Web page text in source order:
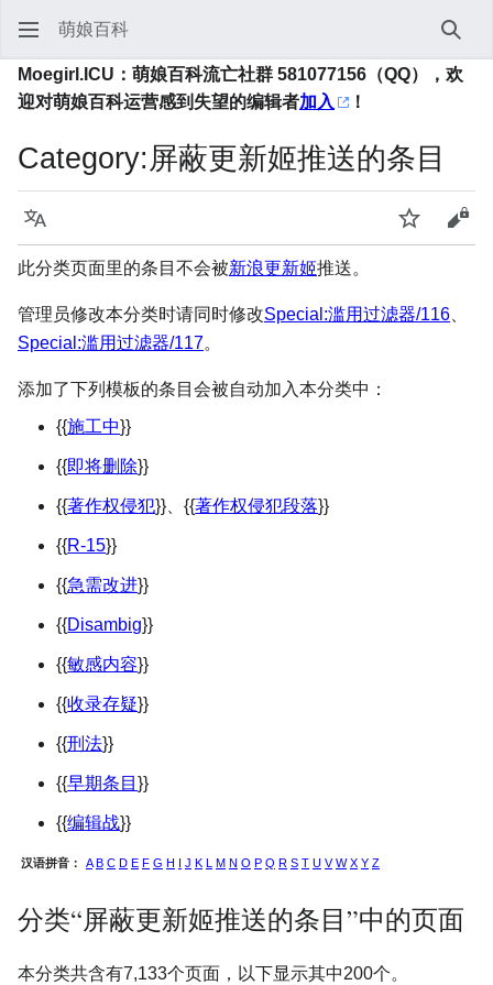
萌娘百科
搜索
Moegirl.ICU：萌娘百科流亡社群 581077156（QQ），欢
迎对萌娘百科运营感到失望的编辑者加入 ！
Category:屏蔽更新姬推送的条目
语言 监视 查
此分类页面里的条目不会被新浪更新姬推送。
管理员修改本分类时请同时修改Special:滥用过滤器/116
Special:滥用过滤器/117。
添加了下列模板的条目会被自动加入本分类中：
{{施工中}}
{{即将删除}}
{{著作权侵犯}}、{{著作权侵犯段落}}
{{R-15}}
{{急需改进}}
{{Disambig}}
{{敏感内容}}
{{收录存疑}}
{{刑法}}
{{早期条目}}
{{编辑战}}
汉语拼音： A B C D E F G H I J K L M N O P Q R S T U V W X Y Z
分类“屏蔽更新姬推送的条目”中的页面
本分类共含有7,133个页面，以下显示其中200个。